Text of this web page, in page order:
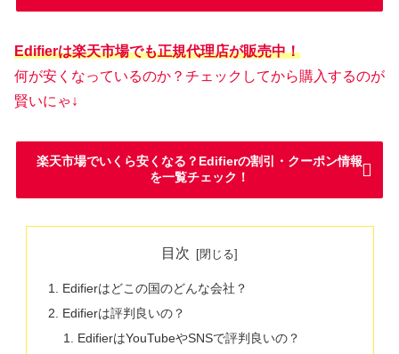
Edifierは楽天市場でも正規代理店が販売中！
何が安くなっているのか？チェックしてから購入するのが
賢いにゃ↓
楽天市場でいくら安くなる？Edifierの割引・クーポン情報
を一覧チェック！
目次
Edifierはどこの国のどんな会社？
Edifierは評判良いの？
EdifierはYouTubeやSNSで評判良いの？